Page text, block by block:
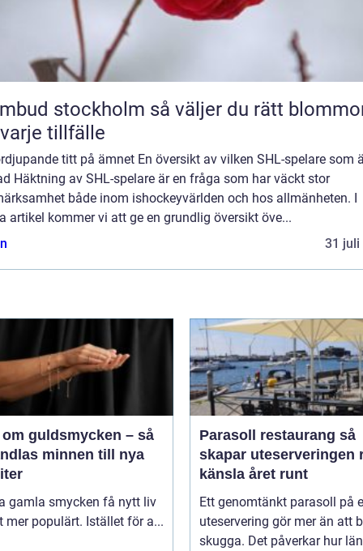
stockholm så väljer du rätt blommor
tillfälle
titt på ämnet En översikt av vilken SHL-spelare som
Häktning av SHL-spelare är en fråga som har väckt stor
både inom ishockeyvärlden och hos allmänheten. I
artikel kommer vi att ge en grundlig översikt öve...
31 juli
guldsmycken – så
minnen till nya
gamla smycken få nytt liv
mer populärt. Istället för a...
Parasoll restaurang så
skapar uteserveringen
känsla året runt
Ett genomtänkt parasoll på
uteservering gör mer än att
skugga. Det påverkar hur